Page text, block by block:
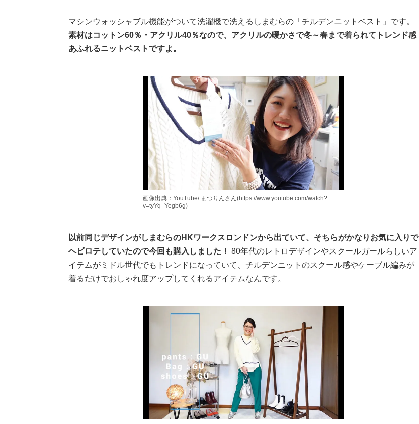
マシンウォッシャブル機能がついて洗濯機で洗えるしまむらの「チルデンニットベスト」です。
素材はコットン60％・アクリル40％なので、アクリルの暖かさで冬～春まで着られてトレンド感
あふれるニットベストですよ。
画像出典：YouTube/ まつりんさん(https://www.youtube.com/watch?
v=tyYq_Yegb6g)
以前同じデザインがしまむらのHKワークスロンドンから出ていて、そちらがかなりお気に入りで
ヘビロテしていたので今回も購入しました！ 80年代のレトロデザインやスクールガールらしいア
イテムがミドル世代でもトレンドになっていて、チルデンニットのスクール感やケーブル編みが
着るだけでおしゃれ度アップしてくれるアイテムなんです。